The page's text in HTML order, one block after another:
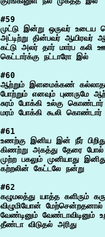
#59
முட்டு இன்று ஒருவர் உடைய
அட்டிற்று தின்பவர் ஆயிரவர்
கட்டு அலர் தார் மார்ப கலி
#60
ஆற்றும் இளமைக்கண்
போற்றும் எனவும் புணருமே
சுரம் போக்கி உல்கு
#61
உணற்கு இனிய இன் நீர்
கிணற்று அகத்து தேரை
முற்ற பகலும் முனியாது
#62
கழுமலத்து யாத்த களிரும்
விழுமியோன் மேற்சென்றதனால்
வேண்டினும் வேண்டாவிடினும்